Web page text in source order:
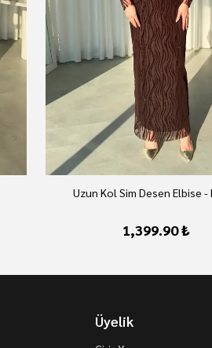
Uzun Kol Sim Desen Elbise -
1,399.90 ₺
Üyelik